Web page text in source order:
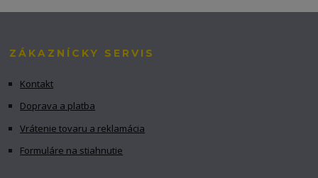
ZÁKAZNÍCKY SERVIS
Kontakt
Doprava a platba
Vrátenie tovaru a reklamácia
Formuláre na stiahnutie